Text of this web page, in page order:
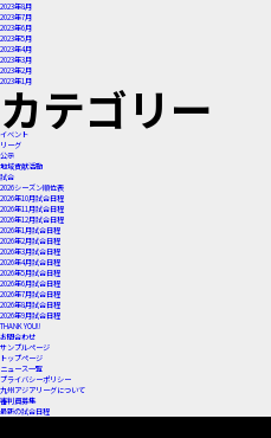
2023年8月
2023年7月
2023年6月
2023年5月
2023年4月
2023年3月
2023年2月
2023年1月
カテゴリー
イベント
リーグ
公示
地域貢献活動
試合
2026シーズン順位表
2026年10月試合日程
2026年11月試合日程
2026年12月試合日程
2026年1月試合日程
2026年2月試合日程
2026年3月試合日程
2026年4月試合日程
2026年5月試合日程
2026年6月試合日程
2026年7月試合日程
2026年8月試合日程
2026年9月試合日程
THANK YOU!!
お問合わせ
サンプルページ
トップページ
ニュース一覧
プライバシーポリシー
九州アジアリーグについて
審判員募集
最新の試合日程